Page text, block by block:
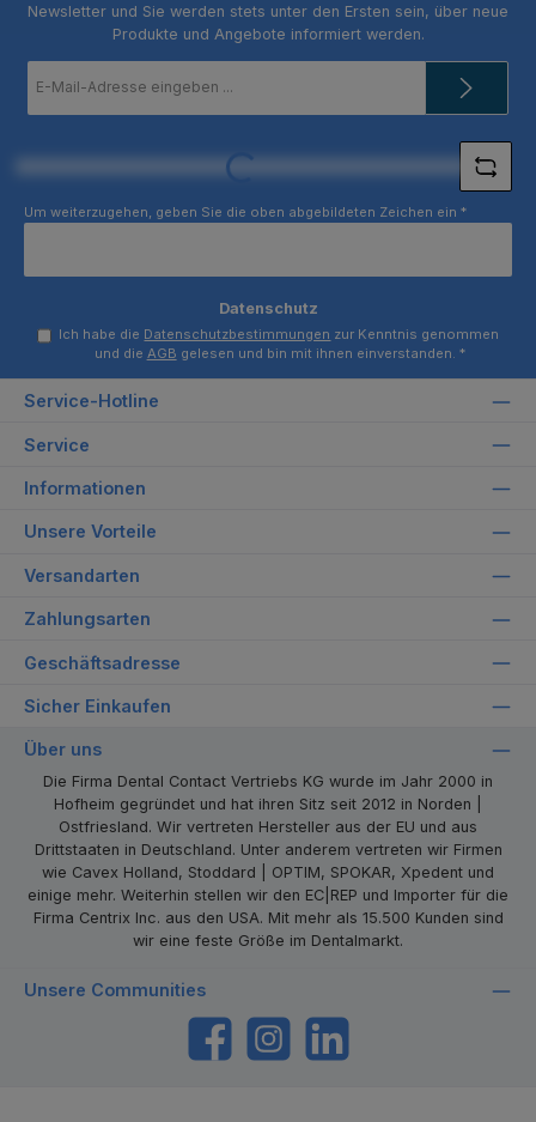
Newsletter und Sie werden stets unter den Ersten sein, über neue
Produkte und Angebote informiert werden.
Mail-
Loading...
Um weiterzugehen, geben Sie die oben abgebildeten Zeichen ein *
Datenschutz
Ich habe die Datenschutzbestimmungen zur Kenntnis genommen
und die AGB gelesen und bin mit ihnen einverstanden. *
Service-Hotline
Service
Informationen
Unsere Vorteile
Versandarten
Zahlungsarten
Geschäftsadresse
Sicher Einkaufen
Über uns
Die Firma Dental Contact Vertriebs KG wurde im Jahr 2000 in
Hofheim gegründet und hat ihren Sitz seit 2012 in Norden |
Ostfriesland. Wir vertreten Hersteller aus der EU und aus
Drittstaaten in Deutschland. Unter anderem vertreten wir Firmen
wie Cavex Holland, Stoddard | OPTIM, SPOKAR, Xpedent und
einige mehr. Weiterhin stellen wir den EC|REP und Importer für die
Firma Centrix Inc. aus den USA. Mit mehr als 15.500 Kunden sind
wir eine feste Größe im Dentalmarkt.
Unsere Communities
https://www.facebook.com/dentalcontact
Instagram LinkedIn